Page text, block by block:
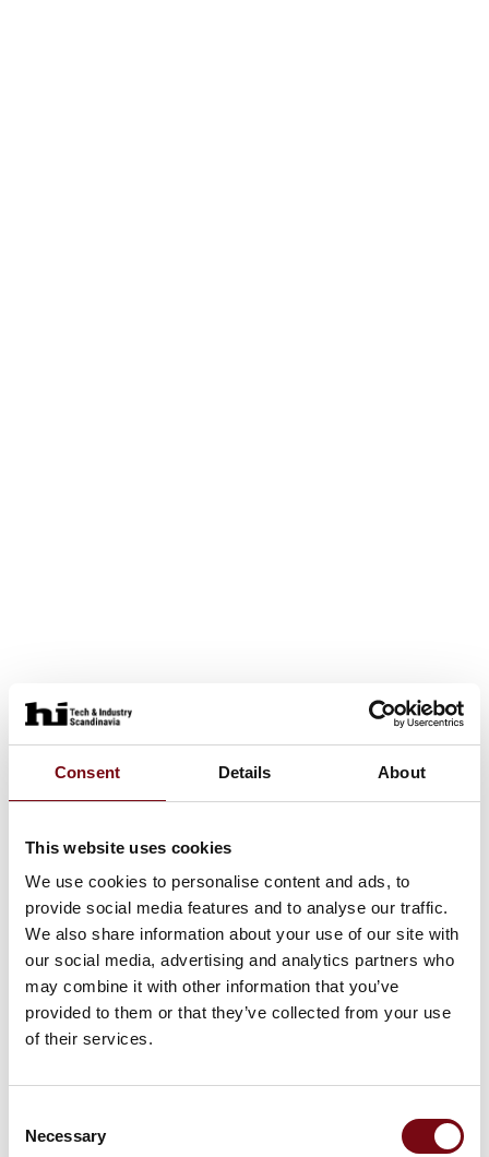
Consent Details About
This website uses cookies
We use cookies to personalise content and ads, to
provide social media features and to analyse our traffic.
We also share information about your use of our site with
our social media, advertising and analytics partners who
may combine it with other information that you’ve
provided to them or that they’ve collected from your use
of their services.
Selection
Necessary